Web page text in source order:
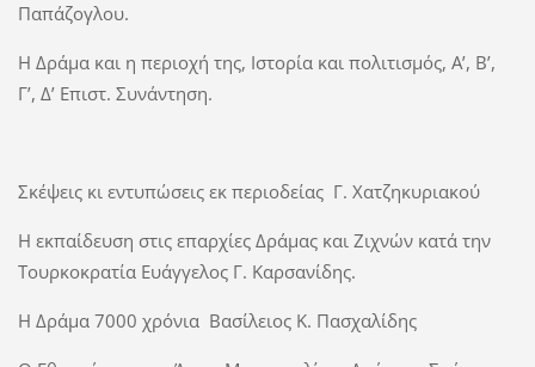
Παπάζογλου.
Η Δράμα και η περιοχή της, Ιστορία και πολιτισμός, Α’, Β’,
Γ’, Δ’ Επιστ. Συνάντηση.
Σκέψεις κι εντυπώσεις εκ περιοδείας Γ. Χατζηκυριακού
Η εκπαίδευση στις επαρχίες Δράμας και Ζιχνών κατά την
Τουρκοκρατία Ευάγγελος Γ. Καρσανίδης.
Η Δράμα 7000 χρόνια Βασίλειος Κ. Πασχαλίδης